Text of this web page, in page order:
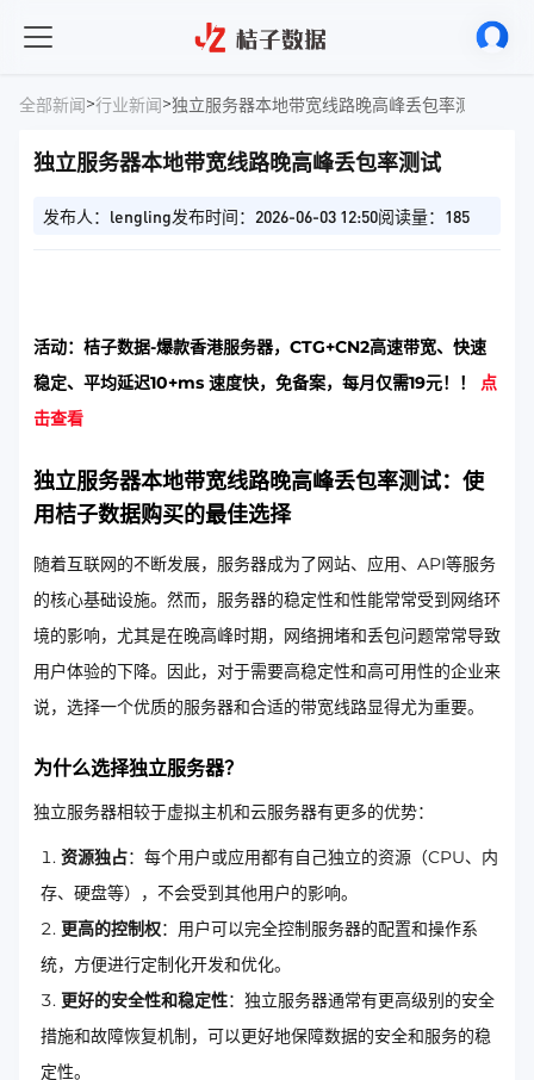
全部新闻>行业新闻>独立服务器本地带宽线路晚高峰丢包率测试
独立服务器本地带宽线路晚高峰丢包率测试
发布人：lengling发布时间：2026-06-03 12:50阅读量：185
活动：桔子数据-爆款香港服务器，CTG+CN2高速带宽、快速
稳定、平均延迟10+ms 速度快，免备案，每月仅需19元！！ 点
击查看
独立服务器本地带宽线路晚高峰丢包率测试：使
用桔子数据购买的最佳选择
随着互联网的不断发展，服务器成为了网站、应用、API等服务
的核心基础设施。然而，服务器的稳定性和性能常常受到网络环
境的影响，尤其是在晚高峰时期，网络拥堵和丢包问题常常导致
用户体验的下降。因此，对于需要高稳定性和高可用性的企业来
说，选择一个优质的服务器和合适的带宽线路显得尤为重要。
为什么选择独立服务器？
独立服务器相较于虚拟主机和云服务器有更多的优势：
资源独占：每个用户或应用都有自己独立的资源（CPU、内
存、硬盘等），不会受到其他用户的影响。
更高的控制权：用户可以完全控制服务器的配置和操作系
统，方便进行定制化开发和优化。
更好的安全性和稳定性：独立服务器通常有更高级别的安全
措施和故障恢复机制，可以更好地保障数据的安全和服务的稳
定性。